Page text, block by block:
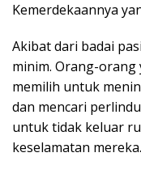
Kemerdekaannya
Akibat dari badai
minim. Orang-orang
memilih untuk
dan mencari
untuk tidak keluar
keselamatan mereka.